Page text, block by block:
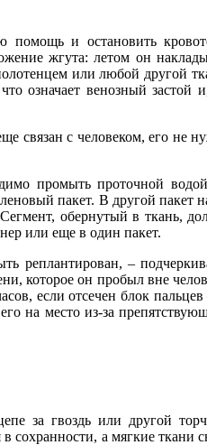
и остановить
жгута: летом он
или любой другой
означает венозный застой
связан с человеком, его не
промыть проточной
пакет. В другой пакет
обернутый в ткань,
или еще в один пакет.
реплантирован, –
которое он пробыл вне
если отсечен блок
на место из-за
за гвоздь или другой
сохранности, а мягкие ткани